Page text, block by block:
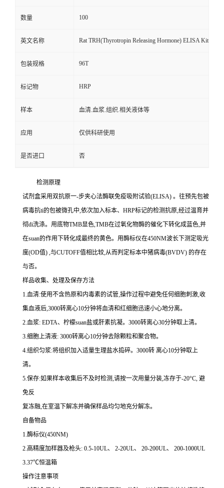
数量 100
英文名称 Rat TRH(Thyrotropin Releasing Hormone) ELISA Kit
包装规格 96T
标记物 HRP
样本 血清.血浆.组织.相关液体等
应用 仅供科研使用
是否进口 否
检测原理
试剂盒采用双抗原一-步夹心法酶联免疫吸附试验(ELISA) 。往预先包被
病毒抗ti的包被微孔中,依次加入标本、 HRP标记的检测抗原,经过温育并
彻di洗涤。用底物TMB显色,TMB在过氧化物酶的催化下转化成蓝色,并
在suan的作用下转化成最终的黄色。用酶标仪在450NM波长下测定吸光
度(OD值) ,与CUTOFF值相比较,从而判定标本中猪病毒(BVDV) 的存在
与否。
样品收集、处理及保存方法
1.血清:使用不含热原和内毒素的试管,操作过程中避免任何细胞刺激,收
集血液后,3000转离心10分钟将血清和红细胞迅速小心地分离。
2.血浆: EDTA、柠檬suan盐或肝素抗凝。 3000转离心30分钟取上清。
3.细胞上清液: 3000转离心10分钟去除颗粒和聚合物。
4.组织匀浆:将组织加入适量生理盐水捣碎。 3000转 离心10分钟取上
清。
5.保存:如果样本收集后不及时检测,请按一次用量分装,冻存于-20°C, 避
免反
复冻融,在室温下解冻并确保样品均匀地充分解冻。
自备物品
1.酶标仪(450NM)
2.高精度加样器及枪头: 0.5-10UL、 2-20UL、 20-200UL、 200-1000UL
3.37℃恒温箱
操作注意事项